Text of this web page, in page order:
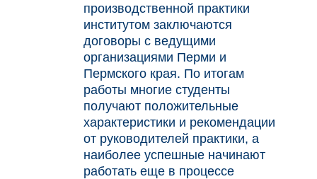
производственной практики
институтом заключаются
договоры с ведущими
организациями Перми и
Пермского края. По итогам
работы многие студенты
получают положительные
характеристики и рекомендации
от руководителей практики, а
наиболее успешные начинают
работать еще в процессе